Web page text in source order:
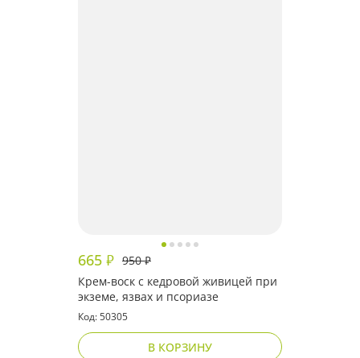
665 ₽ 950₽
Крем-воск с кедровой живицей при
экземе, язвах и псориазе
Код: 50305
В КОРЗИНУ